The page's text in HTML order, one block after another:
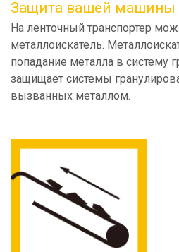
Защита вашей машины
На ленточный транспортер
металлоискатель.
попадание металла в систему
защищает системы
вызванных металлом.